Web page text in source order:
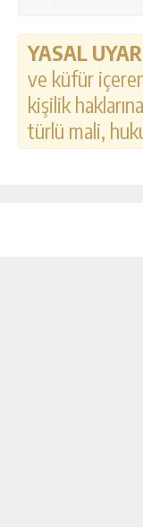
YASAL
ve küfür
kişilik
türlü mali,